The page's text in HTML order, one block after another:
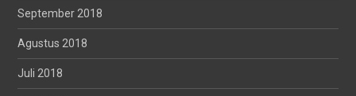
September 2018
Agustus 2018
Juli 2018